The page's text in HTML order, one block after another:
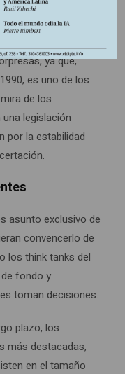
al que consideran
ya que,
es uno de los
de los
legislación
por la estabilidad
asunto exclusivo de
convencerlo de
los think tanks del
fondo y
toman decisiones.
plazo, los
más destacadas,
en el tamaño